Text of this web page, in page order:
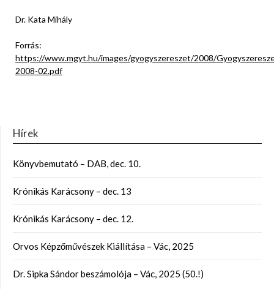
Dr. Kata Mihály
Forrás:
https://www.mgyt.hu/images/gyogyszereszet/2008/
2008-02.pdf
Hírek
Könyvbemutató – DAB, dec. 10.
Krónikás Karácsony – dec. 13
Krónikás Karácsony – dec. 12.
Orvos Képzőművészek Kiállítása – Vác, 2025
Dr. Sipka Sándor beszámolója – Vác, 2025 (50.!)